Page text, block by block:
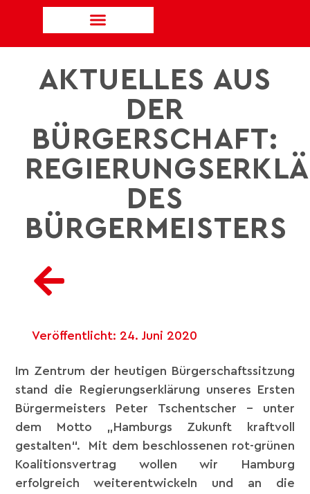
AKTUELLES AUS
DER
BÜRGERSCHAFT:
DES
BÜRGERMEISTERS
Veröffentlicht: 24. Juni 2020
Im Zentrum der heutigen Bürgerschaftssitzung
stand die Regierungserklärung unseres Ersten
Bürgermeisters Peter Tschentscher – unter
dem Motto „Hamburgs Zukunft kraftvoll
gestalten“. Mit dem beschlossenen rot-grünen
Koalitionsvertrag wollen wir Hamburg
erfolgreich weiterentwickeln und an die